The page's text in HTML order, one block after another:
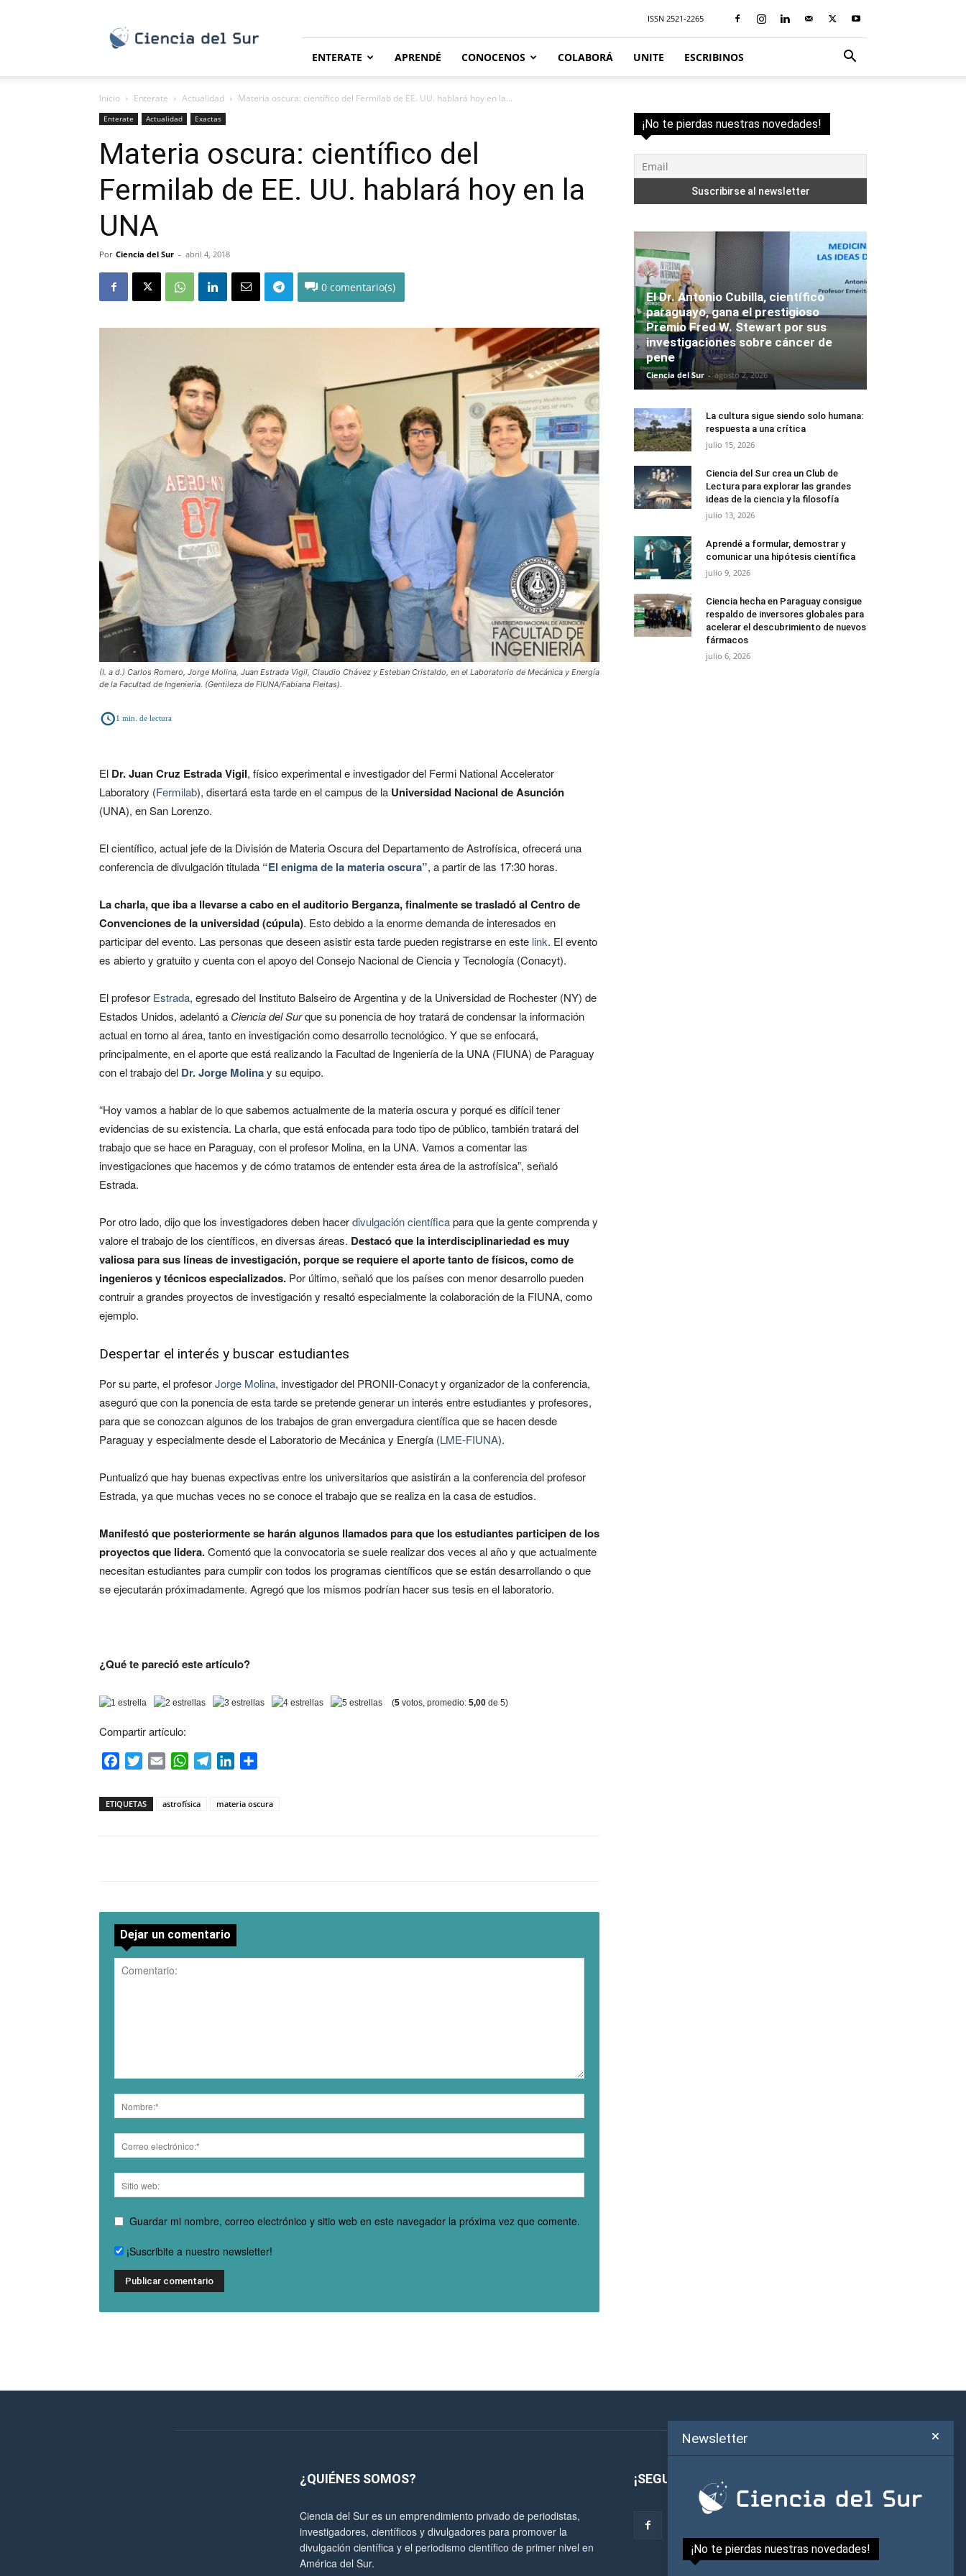
Sur
ISSN 2521-2265
ENTERATE APRENDÉ CONOCENOS COLABORÁ UNITE ESCRIBINOS
Inicio Enterate Actualidad Materia oscura: científico del Fermilab de EE. UU. hablará hoy en la...
Enterate Actualidad Exactas
Materia oscura: científico del
Fermilab de EE. UU. hablará hoy en la
UNA
Por Ciencia del Sur - abril 4, 2018
0
(I. a d.) Carlos Romero, Jorge Molina, Juan Estrada Vigil, Claudio Chávez y Esteban Cristaldo, en el Laboratorio de Mecánica y Energía
de la Facultad de Ingeniería. (Gentileza de FIUNA/Fabiana Fleitas).
1 min. de lectura
El Dr. Juan Cruz Estrada Vigil, físico experimental e investigador del Fermi National Accelerator
Laboratory (Fermilab), disertará esta tarde en el campus de la Universidad Nacional de Asunción
(UNA), en San Lorenzo.
El científico, actual jefe de la División de Materia Oscura del Departamento de Astrofísica, ofrecerá una
conferencia de divulgación titulada “El enigma de la materia oscura”, a partir de las 17:30 horas.
La charla, que iba a llevarse a cabo en el auditorio Berganza, finalmente se trasladó al Centro de
Convenciones de la universidad (cúpula). Esto debido a la enorme demanda de interesados en
participar del evento. Las personas que deseen asistir esta tarde pueden registrarse en este link. El evento
es abierto y gratuito y cuenta con el apoyo del Consejo Nacional de Ciencia y Tecnología (Conacyt).
El profesor Estrada, egresado del Instituto Balseiro de Argentina y de la Universidad de Rochester (NY) de
Estados Unidos, adelantó a Ciencia del Surque su ponencia de hoy tratará de condensar la información
actual en torno al área, tanto en investigación como desarrollo tecnológico. Y que se enfocará,
principalmente, en el aporte que está realizando la Facultad de Ingeniería de la UNA (FIUNA) de Paraguay
con el trabajo del Dr. Jorge Molinay su equipo.
“Hoy vamos a hablar de lo que sabemos actualmente de la materia oscura y porqué es difícil tener
evidencias de su existencia. La charla, que está enfocada para todo tipo de público, también tratará del
trabajo que se hace en Paraguay, con el profesor Molina, en la UNA. Vamos a comentar las
investigaciones que hacemos y de cómo tratamos de entender esta área de la astrofísica”, señaló
Estrada.
Por otro lado, dijo que los investigadores deben hacerdivulgación científicapara que la gente comprenda y
valore el trabajo de los científicos, en diversas áreas. Destacó que la interdisciplinariedad es muy
valiosa para sus líneas de investigación, porque se requiere el aporte tanto de físicos, como de
ingenieros y técnicos especializados. Por último, señaló que los países con menor desarrollo pueden
contruir a grandes proyectos de investigación y resaltó especialmente la colaboración de la FIUNA, como
ejemplo.
Despertar el interés y buscar estudiantes
Por su parte, el profesorJorge Molina, investigador del PRONII-Conacyt y organizador de la conferencia,
aseguró que con la ponencia de esta tarde se pretende generar un interés entre estudiantes y profesores,
para que se conozcan algunos de los trabajos de gran envergadura científica que se hacen desde
Paraguay y especialmente desde el Laboratorio de Mecánica y Energía (LME-FIUNA).
Puntualizó que hay buenas expectivas entre los universitarios que asistirán a la conferencia del profesor
Estrada, ya que muchas veces no se conoce el trabajo que se realiza en la casa de estudios.
Manifestó que posteriormente se harán algunos llamados para que los estudiantes participen de los
proyectos que lidera.Comentó que la convocatoria se suele realizar dos veces al año y que actualmente
necesitan estudiantes para cumplir con todos los programas científicos que se están desarrollando o que
se ejecutarán próximadamente. Agregó que los mismos podrían hacer sus tesis en el laboratorio.
¿Qué te pareció este artículo?
(5 votos, promedio: 5,00 de 5)
Compartir artículo:
FacebookTwitterEmail WhatsAppTelegramLinkedIn
ETIQUETAS astrofísica materia oscura
Dejar un comentario
Guardar mi nombre, correo electrónico y sitio web en este navegador la próxima vez que comente.
¡Suscribite a nuestro newsletter!
¡No te pierdas nuestras novedades!
El Dr. Antonio Cubilla, científico
paraguayo, gana el prestigioso
Premio Fred W. Stewart por sus
investigaciones sobre cáncer de
pene
Ciencia del Sur - agosto 2, 2026
La cultura sigue siendo solo humana:
respuesta a una crítica
julio 15, 2026
Ciencia del Sur crea un Club de
Lectura para explorar las grandes
ideas de la ciencia y la filosofía
julio 13, 2026
Aprendé a formular, demostrar y
comunicar una hipótesis científica
julio 9, 2026
Ciencia hecha en Paraguay consigue
respaldo de inversores globales para
acelerar el descubrimiento de nuevos
fármacos
julio 6, 2026
¿QUIÉNES SOMOS?
Ciencia del Sur es un emprendimiento privado de periodistas,
investigadores, científicos y divulgadores para promover la
divulgación científica y el periodismo científico de primer nivel en
América del Sur.
¡SEGUINOS!
Newsletter
¡No te pierdas nuestras novedades!